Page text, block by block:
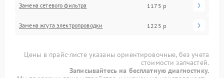
Замена сетевого фильтра 1175 р
Замена жгута электропроводки 1225 р
Цены в прайс-листе указаны ориентировочные, без учета
стоимости запчастей.
Записывайтесь на бесплатную диагностику.